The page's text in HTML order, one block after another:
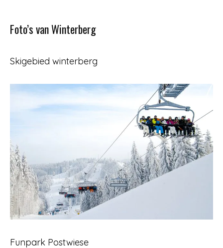
Foto’s van Winterberg
Skigebied winterberg
Funpark Postwiese